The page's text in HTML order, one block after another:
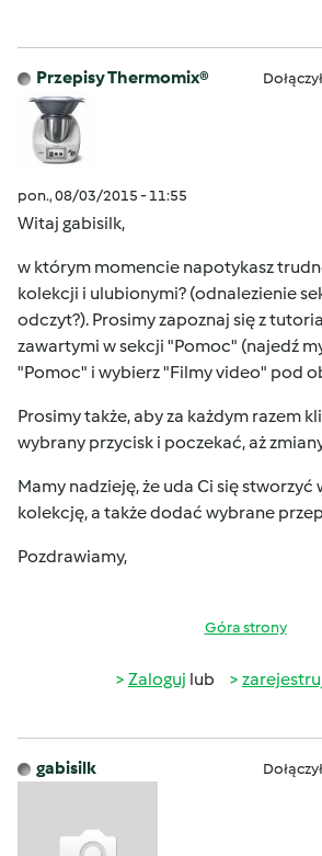
Przepisy Thermomix®
pon., 08/03/2015 - 11:55
Witaj gabisilk,
w którym momencie napotykasz
kolekcji i ulubionymi? (odnalezienie
odczyt?). Prosimy zapoznaj się z
zawartymi w sekcji "Pomoc" (najedź
"Pomoc" i wybierz "Filmy video" pod
Prosimy także, aby za każdym razem
wybrany przycisk i poczekać, aż
Mamy nadzieję, że uda Ci się stworzyć
kolekcję, a także dodać wybrane
Pozdrawiamy,
Góra strony
Zaloguj lub
gabisilk